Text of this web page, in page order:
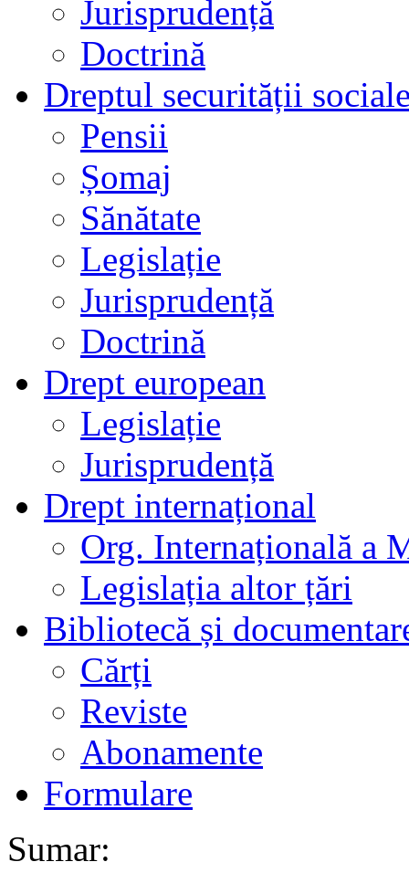
Jurisprudență
Doctrină
Dreptul securității
Pensii
Șomaj
Sănătate
Legislație
Jurisprudență
Doctrină
Drept european
Legislație
Jurisprudență
Drept internațional
Org. Internațională a
Legislația altor țări
Bibliotecă și
Cărți
Reviste
Abonamente
Formulare
Sumar: